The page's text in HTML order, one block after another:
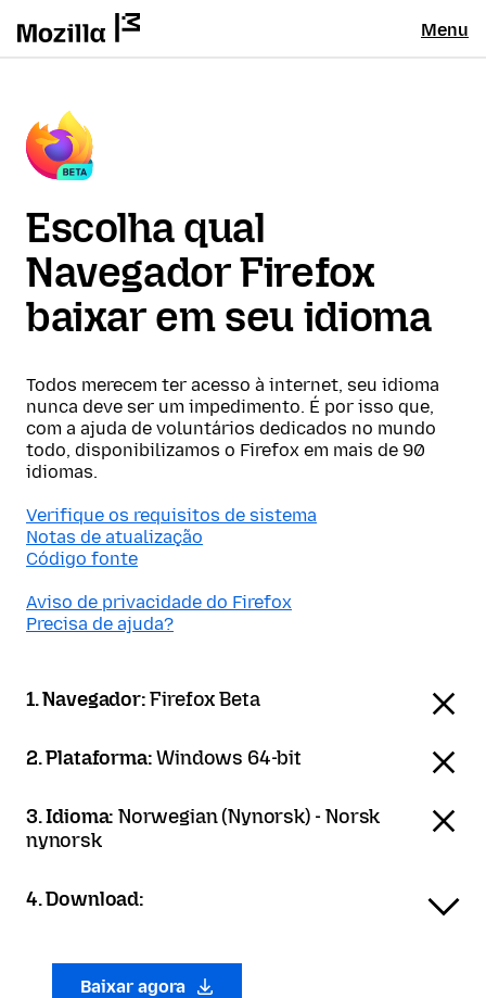
Menu
Escolha qual
Navegador Firefox
baixar em seu idioma
Todos merecem ter acesso à internet, seu idioma
nunca deve ser um impedimento. É por isso que,
com a ajuda de voluntários dedicados no mundo
todo, disponibilizamos o Firefox em mais de 90
idiomas.
Verifique os requisitos de sistema
Notas de atualização
Código fonte
Aviso de privacidade do Firefox
Precisa de ajuda?
1. Navegador:Firefox Beta
2. Plataforma:Windows 64-bit
3. Idioma:Norwegian (Nynorsk) - Norsk
nynorsk
4. Download:
Baixar agora